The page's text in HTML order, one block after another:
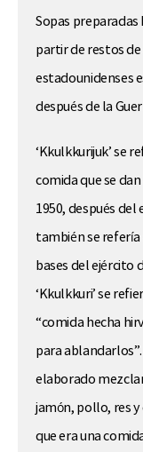
Sopas
partir de restos
estadounidenses
después de la
‘Kkulkkurijuk’ se
comida que se
1950, después del
también se refería
bases del ejército
‘Kkulkkuri’ se
“comida hecha
para
elaborado
jamón, pollo, res
que era una